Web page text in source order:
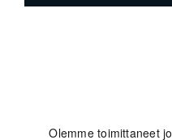
Olemme toimittaneet jo